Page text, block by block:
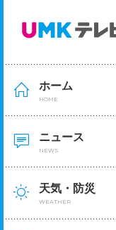
ホーム
HOME
ニュース
NEWS
天気・防災
WEATHER